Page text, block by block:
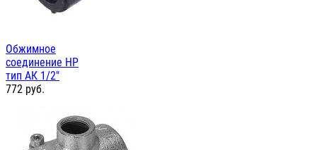
Обжимное
соединение НР
тип АК 1/2"
772 руб.